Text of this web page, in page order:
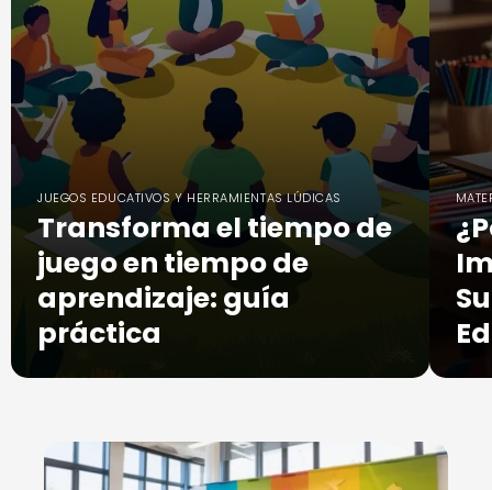
JUEGOS EDUCATIVOS Y HERRAMIENTAS LÚDICAS
Transforma el tiempo de
juego en tiempo de
aprendizaje: guía
práctica